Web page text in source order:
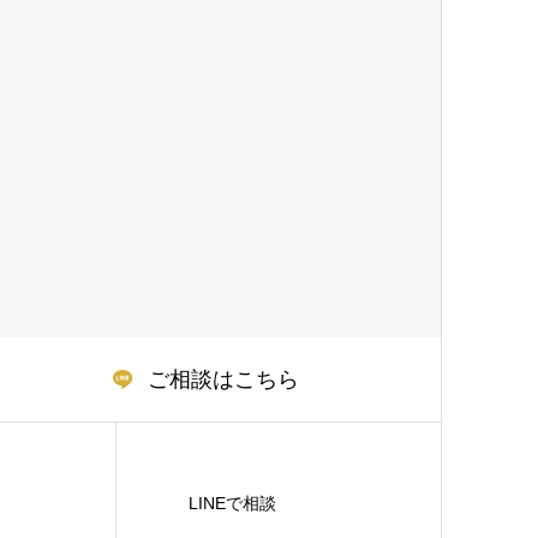
ご相談はこちら
LINEで相談